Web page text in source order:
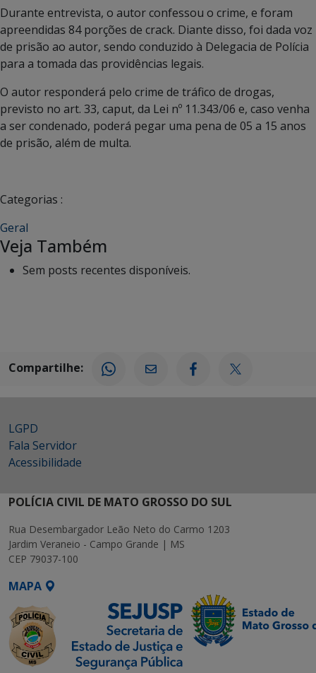
Durante entrevista, o autor confessou o crime, e foram
apreendidas 84 porções de crack. Diante disso, foi dada voz
de prisão ao autor, sendo conduzido à Delegacia de Polícia
para a tomada das providências legais.
O autor responderá pelo crime de tráfico de drogas,
previsto no art. 33, caput, da Lei nº 11.343/06 e, caso venha
a ser condenado, poderá pegar uma pena de 05 a 15 anos
de prisão, além de multa.
Categorias :
Geral
Veja Também
Sem posts recentes disponíveis.
Compartilhe:
LGPD
Fala Servidor
Acessibilidade
POLÍCIA CIVIL DE MATO GROSSO DO SUL
Rua Desembargador Leão Neto do Carmo 1203
Jardim Veraneio - Campo Grande | MS
CEP 79037-100
MAPA